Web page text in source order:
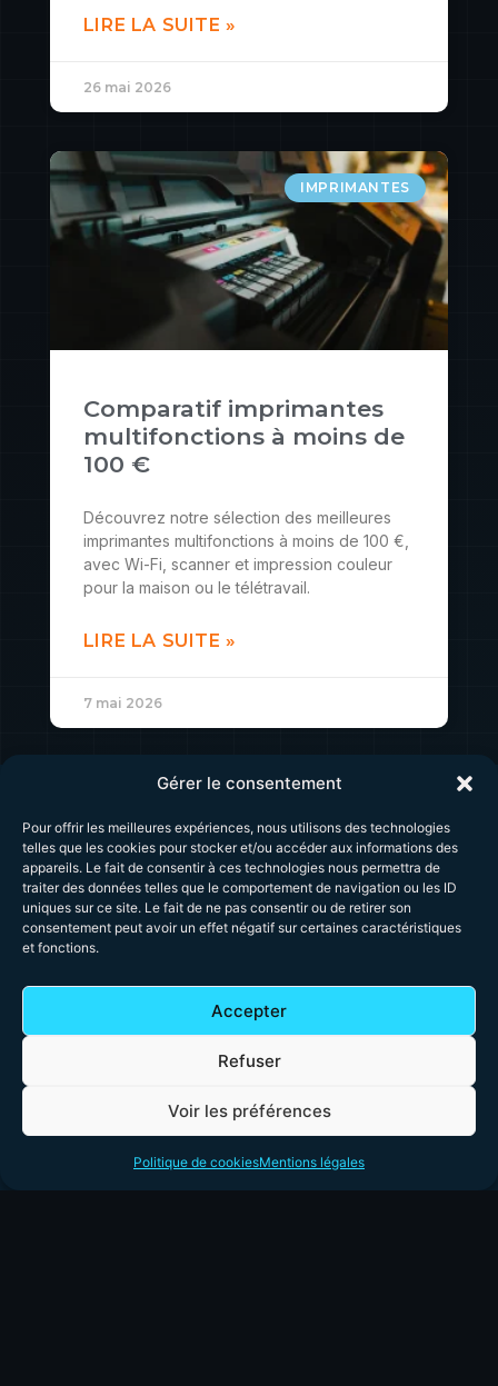
Gérer le consentement
Pour offrir les meilleures expériences, nous utilisons des technologies
telles que les cookies pour stocker et/ou accéder aux informations des
appareils. Le fait de consentir à ces technologies nous permettra de
traiter des données telles que le comportement de navigation ou les ID
uniques sur ce site. Le fait de ne pas consentir ou de retirer son
consentement peut avoir un effet négatif sur certaines caractéristiques
et fonctions.
Accepter
Refuser
Voir les préférences
Politique de cookiesMentions légales
LIRE LA SUITE »
26 mai 2026
IMPRIMANTES
Comparatif imprimantes
multifonctions à moins de
100 €
Découvrez notre sélection des meilleures
imprimantes multifonctions à moins de 100 €,
avec Wi-Fi, scanner et impression couleur
pour la maison ou le télétravail.
LIRE LA SUITE »
7 mai 2026
Dépannage
informatique
en
Saint-
alentours
Me
contacter
1626 route de
Pégauret
Chamassy
06 95 12 47 30
contact@tera24.fr
Horaires
Tous les jours
7h00 - 23h